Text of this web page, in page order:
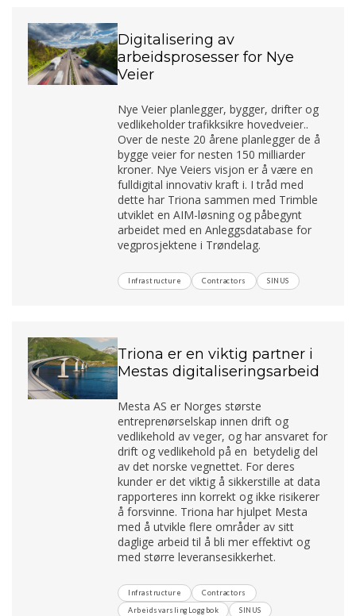
Digitalisering av
arbeidsprosesser for Nye
Veier
Nye Veier planlegger, bygger, drifter og
vedlikeholder trafikksikre hovedveier..
Over de neste 20 årene planlegger de å
bygge veier for nesten 150 milliarder
kroner. Nye Veiers visjon er å være en
fulldigital innovativ kraft i. I tråd med
dette har Triona sammen med Trimble
utviklet en AIM-løsning og påbegynt
arbeidet med en Anleggsdatabase for
vegprosjektene i Trøndelag.
Infrastructure Contractors SINUS
Triona er en viktig partner i
Mestas digitaliseringsarbeid
Mesta AS er Norges største
entreprenørselskap innen drift og
vedlikehold av veger, og har ansvaret for
drift og vedlikehold på en betydelig del
av det norske vegnettet. For deres
kunder er det viktig å sikkerstille at data
rapporteres inn korrekt og ikke risikerer
å forsvinne. Triona har hjulpet Mesta
med å utvikle flere områder av sitt
daglige arbeid til å bli mer effektivt og
med større leveransesikkerhet.
Infrastructure
Contractors
ArbeidsvarslingLoggbok
SINUS